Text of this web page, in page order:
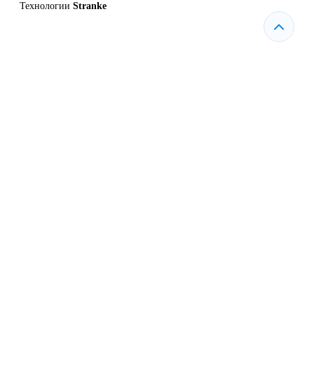
Технологии Stranke